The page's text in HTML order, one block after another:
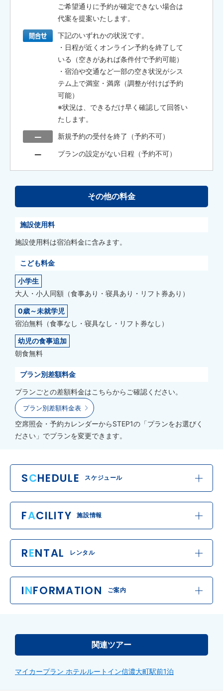
ご希望通りに予約が確定できない場合は
代案を提案いたします。
下記のいずれかの状況です。
・日程が近くオンライン予約を終了して
いる（空きがあれば条件付で予約可能）
・宿泊や交通など一部の空き状況がシス
テム上で満室・満席（調整が付けば予約
可能）
※状況は、できるだけ早く確認して回答い
たします。
新規予約の受付を終了（予約不可）
プランの設定がない日程（予約不可）
その他の料金
施設使用料
施設使用料は宿泊料金に含みます。
こども料金
小学生
大人・小人同額（食事あり・寝具あり・リフト券あり）
0歳～未就学児
宿泊無料（食事なし・寝具なし・リフト券なし）
幼児の食事追加
朝食無料
プラン別差額料金
プランごとの差額料金はこちらからご確認ください。
プラン別差額料金表
空席照会・予約カレンダーからSTEP1の「プランをお選びく
ださい」でプランを変更できます。
SCHEDULE スケジュール
FACILITY 施設情報
RENTAL レンタル
INFORMATION ご案内
関連ツアー
マイカープラン ホテルルートイン信濃大町駅前1泊